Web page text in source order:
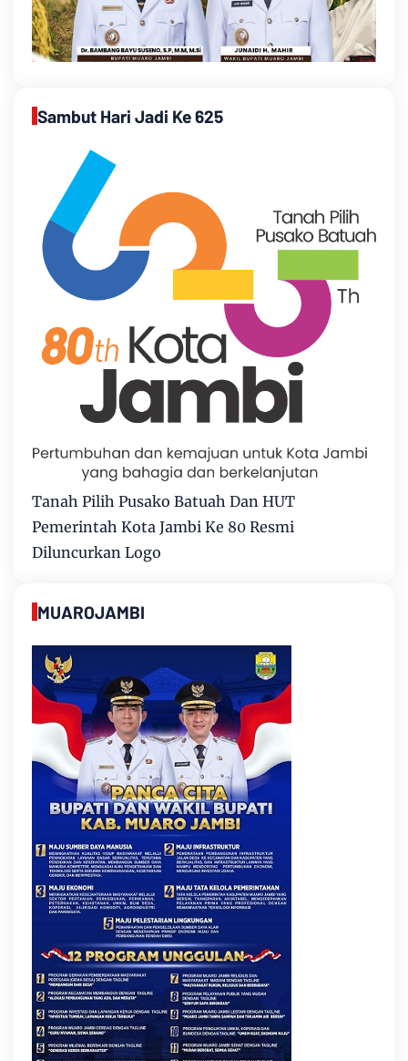
Sambut Hari Jadi Ke 625
Tanah Pilih Pusako Batuah Dan HUT
Pemerintah Kota Jambi Ke 80 Resmi
Diluncurkan Logo
MUAROJAMBI